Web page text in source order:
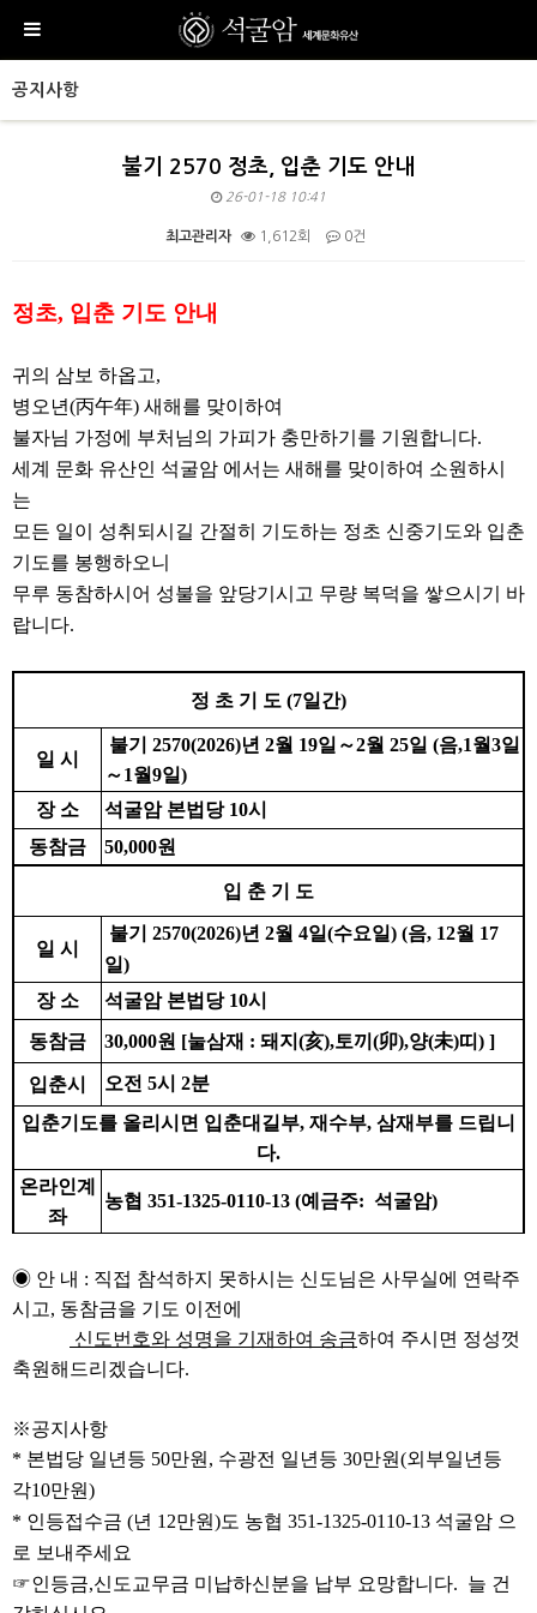
공지사항
불기 2570 정초, 입춘 기도 안내
26-01-18 10:41
최고관리자 1,612회 0건
정초, 입춘 기도 안내
귀의 삼보 하옵고,
병오년(丙午年) 새해를 맞이하여
불자님 가정에 부처님의 가피가 충만하기를 기원합니다.
세계 문화 유산인 석굴암 에서는 새해를 맞이하여 소원하시
는
모든 일이 성취되시길 간절히 기도하는 정초 신중기도와 입춘
기도를 봉행하오니
무루 동참하시어 성불을 앞당기시고 무량 복덕을 쌓으시기 바
랍니다.
정 초 기 도 (7일간)
일 시
불기 2570(2026)년 2월 19일 ～2월 25일 (음,1월3일
～1월9일)
장 소
석굴암 본법당 10시
동참금
50,000원
입 춘 기 도
일 시
불기 2570(2026)년 2월 4일(수요일) (음, 12월 17
일)
장 소
석굴암 본법당 10시
동참금
30,000원 [눌삼재 : 돼지(亥),토끼(卯),양(未)띠) ]
입춘시
오전 5시 2분
입춘기도를 올리시면 입춘대길부, 재수부, 삼재부를 드립니
다.
온라인계
좌
농협 351-1325-0110-13 (예금주: 석굴암)
◉ 안 내 : 직접 참석하지 못하시는 신도님은 사무실에 연락주
시고, 동참금을 기도 이전에
신도번호와 성명을 기재하여 송금하여 주시면 정성껏
축원해드리겠습니다.
※공지사항
* 본법당 일년등 50만원, 수광전 일년등 30만원(외부일년등
각10만원)
* 인등접수금 (년 12만원)도 농협 351-1325-0110-13 석굴암 으
로 보내주세요
☞인등금,신도교무금 미납하신분을 납부 요망합니다. 늘 건